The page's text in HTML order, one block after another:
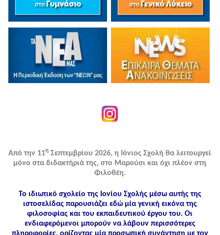
Από την 11η Σεπτεμβρίου 2026, η Ιόνιος Σχολή θα λειτουργεί
μόνο στα διδακτήριά της, στο Μαρούσι και όχι πλέον στη
Φιλοθέη.
Το ιδιωτικό σχολείο της Ιονίου Σχολής μέσω αυτής της
ιστοσελίδας παρουσιάζει εδώ μία γενική εικόνα της
φιλοσοφίας και του εκπαιδευτικού έργου του. Οι
ενδιαφερόμενοι μπορούν να λάβουν περισσότερες
πληροφορίες, ορίζοντας μία προσωπική συνάντηση με τον